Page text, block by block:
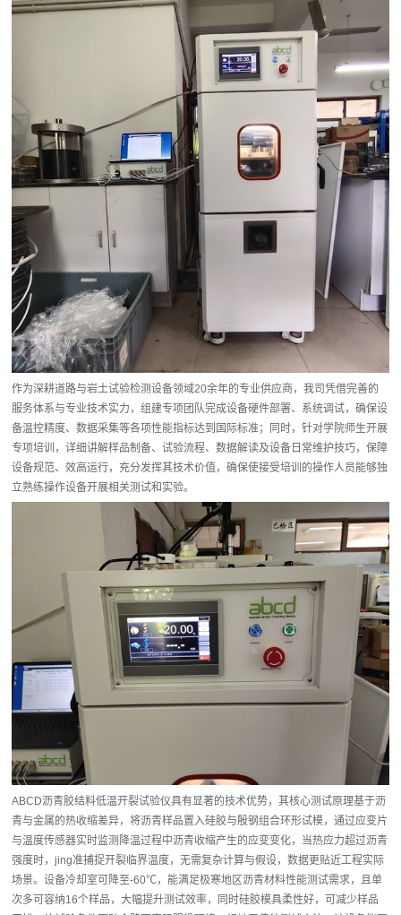
作为深耕道路与岩土试验检测设备领域20余年的专业供应商，我司凭借完善的
服务体系与专业技术实力，组建专项团队完成设备硬件部署、系统调试，确保设
备温控精度、数据采集等各项性能指标达到国际标准；同时，针对学院师生开展
专项培训，详细讲解样品制备、试验流程、数据解读及设备日常维护技巧，保障
设备规范、效高运行，充分发挥其技术价值，确保使接受培训的操作人员能够独
立熟练操作设备开展相关测试和实验。
ABCD沥青胶结料低温开裂试验仪具有显著的技术优势，其核心测试原理基于沥
青与金属的热收缩差异，将沥青样品置入硅胶与殷钢组合环形试模，通过应变片
与温度传感器实时监测降温过程中沥青收缩产生的应变变化，当热应力超过沥青
强度时，jing准捕捉开裂临界温度，无需复杂计算与假设，数据更贴近工程实际
场景。设备冷却室可降至-60℃，能满足极寒地区沥青材料性能测试需求，且单
次多可容纳16个样品，大幅提升测试效率，同时硅胶模具柔性好，可减少样品